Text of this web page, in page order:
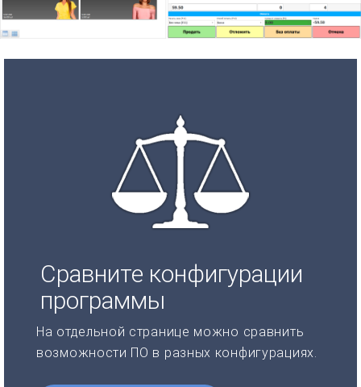
Сравните конфигурации
программы
На отдельной странице можно сравнить
возможности ПО в разных конфигурациях.